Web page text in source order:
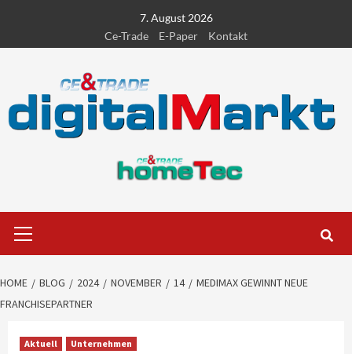
content
7. August 2026
Ce-Trade
E-Paper Kontakt
Menu
HOME BLOG 2024 NOVEMBER 14
MEDIMAX GEWINNT NEUE
FRANCHISEPARTNER
Aktuell Unternehmen